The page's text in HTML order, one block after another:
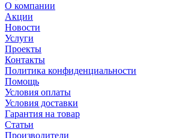
О компании
Акции
Новости
Услуги
Проекты
Контакты
Политика конфиденциальности
Помощь
Условия оплаты
Условия доставки
Гарантия на товар
Статьи
Производители